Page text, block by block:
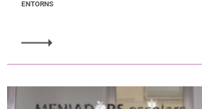
ENTORNS